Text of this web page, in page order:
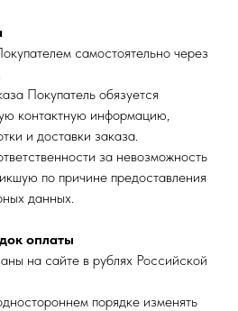
самостоятельно через
Покупатель обязуется
контактную информацию,
и доставки заказа.
за невозможность
по причине предоставления
данных.
оплаты
на сайте в рублях Российской
порядке изменять